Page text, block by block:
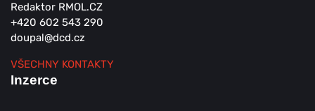
Redaktor RMOL.CZ
+420 602 543 290
doupal@dcd.cz
VŠECHNY KONTAKTY
Inzerce